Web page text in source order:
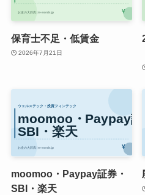
保育士不足・低賃金
2026年7月21日
moomoo・Paypay証券・
SBI・楽天